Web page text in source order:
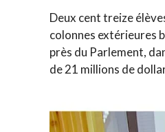
Deux cent treize
colonnes extérieures
près du Parlement,
de 21 millions de